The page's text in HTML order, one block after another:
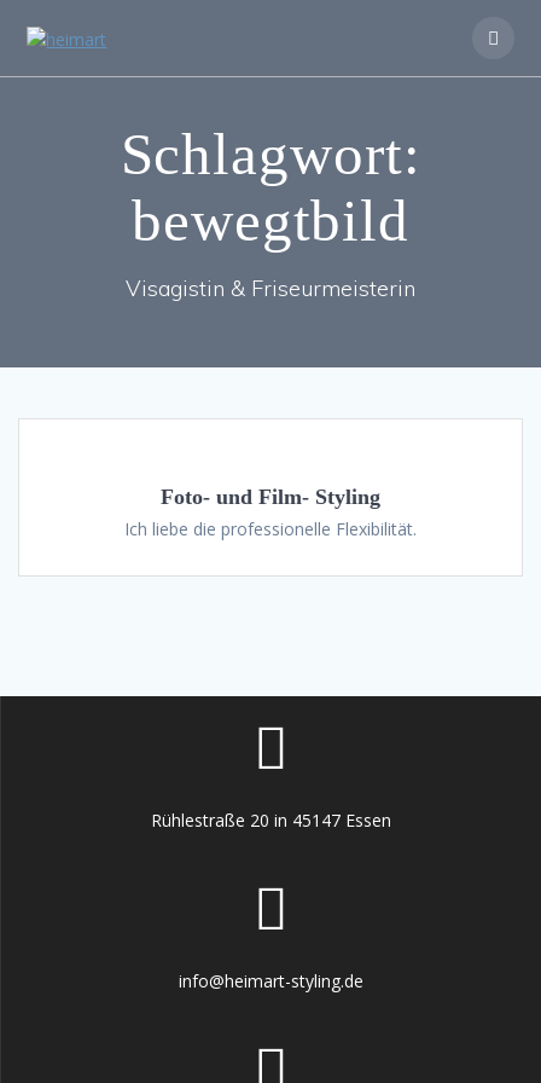
Schlagwort:
bewegtbild
Visagistin & Friseurmeisterin
Foto- und Film- Styling
Ich liebe die professionelle Flexibilität.
Rühlestraße 20 in 45147 Essen
info@heimart-styling.de